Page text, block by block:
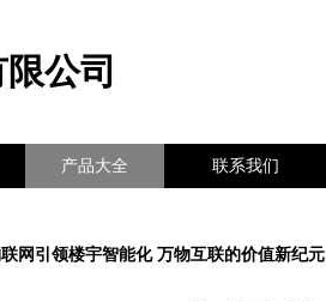
公司
产品大全 联系我们
网引领楼宇智能化 万物互联的价值新纪元